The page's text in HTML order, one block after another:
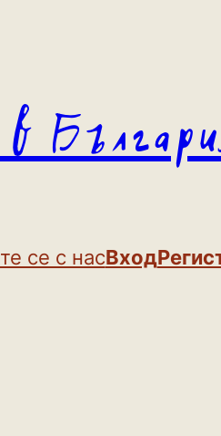
се с насВход